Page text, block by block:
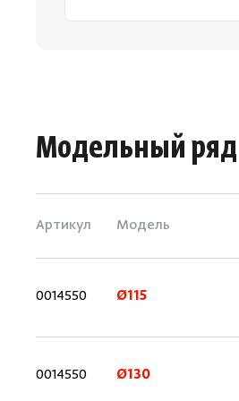
Модельный ряд
Артикул Модель
0014550 Ø115
0014550 Ø130